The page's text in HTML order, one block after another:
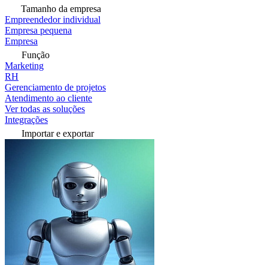
Tamanho da empresa
Empreendedor individual
Empresa pequena
Empresa
Função
Marketing
RH
Gerenciamento de projetos
Atendimento ao cliente
Ver todas as soluções
Integrações
Importar e exportar